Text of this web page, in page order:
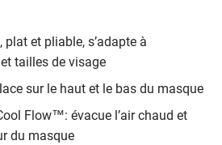
et pliable, s’adapte à
tailles de visage
sur le haut et le bas du masque
Flow™: évacue l’air chaud et
du masque